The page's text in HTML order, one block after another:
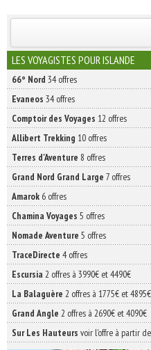
INSCRIVEZ-VOUS |
LES VOYAGISTES POUR ISLANDE
66° Nord 34 offres
Evaneos 34 offres
Comptoir des Voyages 12 offres
Allibert Trekking 10 offres
Terres d'Aventure 8 offres
Grand Nord Grand Large 7 offres
Amarok 6 offres
Chamina Voyages 5 offres
Nomade Aventure 5 offres
TraceDirecte 4 offres
Escursia 2 offres à 3990€ et 4490€
La Balaguère 2 offres à 1775€ et 4895€
Grand Angle 2 offres à 2690€ et 4090€
Sur Les Hauteurs voir l'offre à partir